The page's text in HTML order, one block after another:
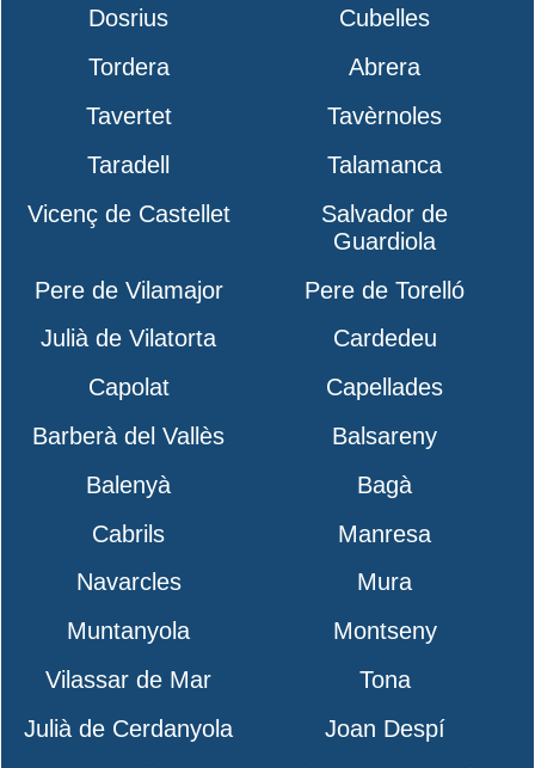
Dosrius
Cubelles
Tordera
Abrera
Tavertet
Tavèrnoles
Taradell
Talamanca
Vicenç de Castellet
Salvador de
Guardiola
Pere de Vilamajor
Pere de Torelló
Julià de Vilatorta
Cardedeu
Capolat
Capellades
Barberà del Vallès
Balsareny
Balenyà
Bagà
Cabrils
Manresa
Navarcles
Mura
Muntanyola
Montseny
Vilassar de Mar
Tona
Julià de Cerdanyola
Joan Despí